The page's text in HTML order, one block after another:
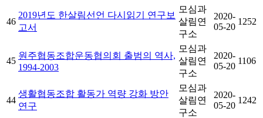
46
2019년도 한살림선언 다시읽기 연구보
고서
모심과
살림연
구소
2020-
05-20
1252
45
원주협동조합운동협의회 출범의 역사,
1994-2003
모심과
살림연
구소
2020-
05-20
1106
44
생활협동조합 활동가 역량 강화 방안
연구
모심과
살림연
구소
2020-
05-20
1242